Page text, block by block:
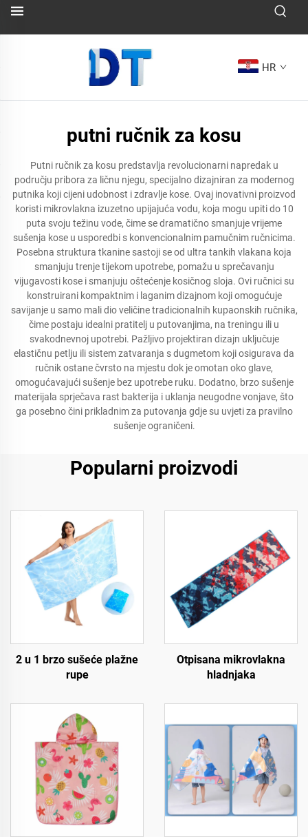
HR
putni ručnik za kosu
Putni ručnik za kosu predstavlja revolucionarni napredak u
području pribora za ličnu njegu, specijalno dizajniran za modernog
putnika koji cijeni udobnost i zdravlje kose. Ovaj inovativni proizvod
koristi mikrovlakna izuzetno upijajuća vodu, koja mogu upiti do 10
puta svoju težinu vode, čime se dramatično smanjuje vrijeme
sušenja kose u usporedbi s konvencionalnim pamučnim ručnicima.
Posebna struktura tkanine sastoji se od ultra tankih vlakana koja
smanjuju trenje tijekom upotrebe, pomažu u sprečavanju
vijugavosti kose i smanjuju oštećenje kosičnog sloja. Ovi ručnici su
konstruirani kompaktnim i laganim dizajnom koji omogućuje
savijanje u samo mali dio veličine tradicionalnih kupaonskih ručnika,
čime postaju idealni pratitelj u putovanjima, na treningu ili u
svakodnevnoj upotrebi. Pažljivo projektiran dizajn uključuje
elastičnu petlju ili sistem zatvaranja s dugmetom koji osigurava da
ručnik ostane čvrsto na mjestu dok je omotan oko glave,
omogućavajući sušenje bez upotrebe ruku. Dodatno, brzo sušenje
materijala sprječava rast bakterija i uklanja neugodne vonjave, što
ga posebno čini prikladnim za putovanja gdje su uvjeti za pravilno
sušenje ograničeni.
Popularni proizvodi
2 u 1 brzo sušeće plažne
rupe
Otpisana mikrovlakna
hladnjaka